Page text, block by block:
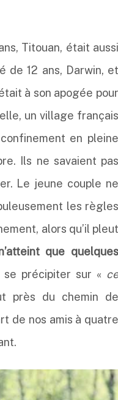
Titouan, était aussi
de 12 ans, Darwin, et
à son apogée pour
un village français
en pleine
Ils ne savaient pas
Le jeune couple ne
les règles
alors qu’il pleut
que quelques
précipiter sur « ce
près du chemin de
de nos amis à quatre